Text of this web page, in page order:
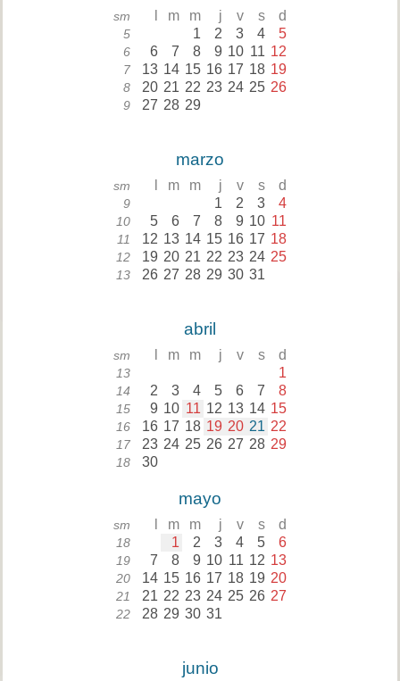
sm m m j v s d
5 1 2 3 4 5
6 6 7 8 9 10 11 12
7 13 14 15 16 17 18 19
8 20 21 22 23 24 25 26
9 27 28 29
marzo
sm m m j v s d
9 1 2 3 4
10 5 6 7 8 9 10 11
11 12 13 14 15 16 17 18
12 19 20 21 22 23 24 25
13 26 27 28 29 30 31
abril
sm m m j v s d
13 1
14 2 3 4 5 6 7 8
15 9 10 11 12 13 14 15
16 16 17 18 19 20 21 22
17 23 24 25 26 27 28 29
18 30
mayo
sm m m j v s d
18 1 2 3 4 5 6
19 7 8 9 10 11 12 13
20 14 15 16 17 18 19 20
21 21 22 23 24 25 26 27
22 28 29 30 31
junio